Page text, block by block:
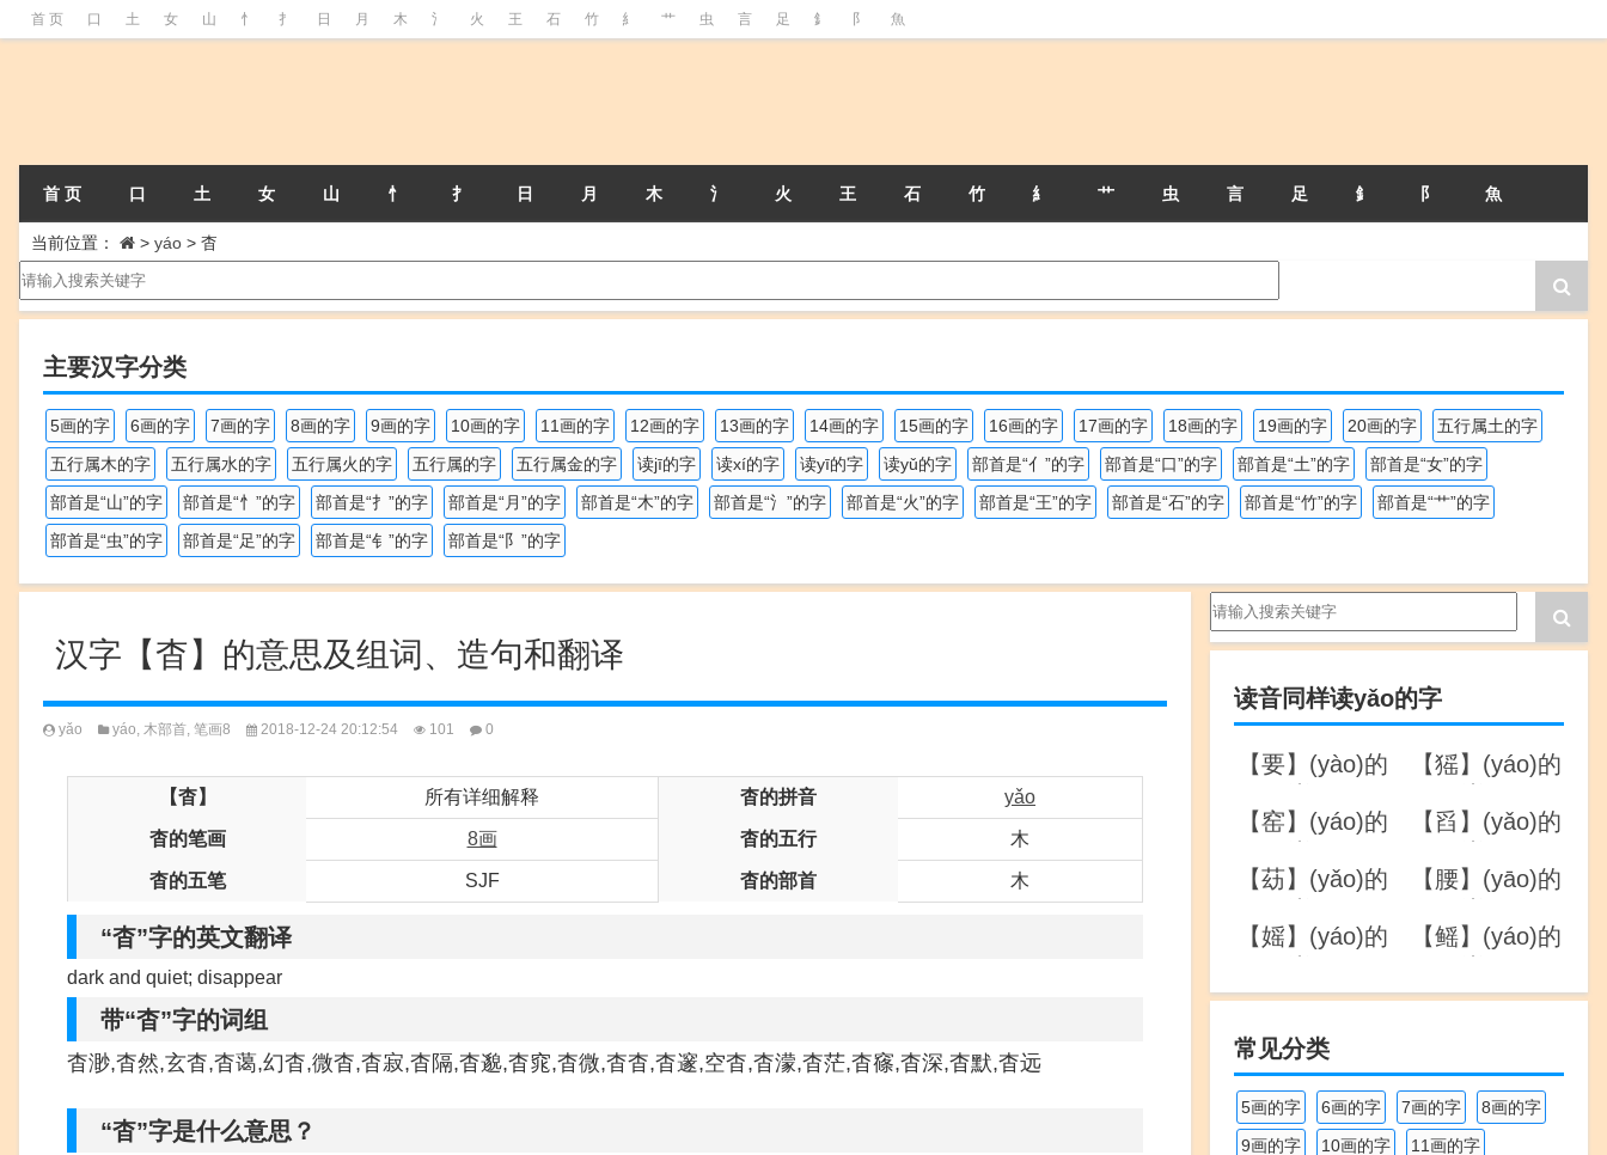
首 页 口 土 女 山 忄 扌 日 月 木 氵 火 王 石 竹 糹 艹 虫 言 足 釒 阝 魚
首 页 口 土 女 山 忄 扌 日 月 木 氵 火 王 石 竹 糹 艹 虫 言 足 釒 阝 魚
当前位置： > yáo > 杳
主要汉字分类
5画的字 6画的字 7画的字 8画的字 9画的字 10画的字 11画的字 12画的字 13画的字 14画的字 15画的字 16画的字 17画的字 18画的字 19画的字 20画的字
五行属土的字
五行属木的字
五行属水的字 五行属火的字 五行属的字 五行属金的字 读jī的字 读xí的字 读yī的字 读yǔ的字 部首是“亻”的字 部首是“口”的字 部首是“土”的字
部首是“女”的字
部首是“山”的字
部首是“忄”的字 部首是“扌”的字 部首是“月”的字 部首是“木”的字 部首是“氵”的字 部首是“火”的字 部首是“王”的字 部首是“石”的字 部首是“竹”的字
部首是“艹”的字
部首是“虫”的字
部首是“足”的字 部首是“钅”的字 部首是“阝”的字
汉字【杳】的意思及组词、造句和翻译
yǎo yáo, 木部首, 笔画8 2018-12-24 20:12:54 101 0
【杳】 所有详细解释 杳的拼音 yǎo
杳的笔画 8画 杳的五行 木
杳的五笔 SJF 杳的部首 木
“杳”字的英文翻译
dark and quiet; disappear
带“杳”字的词组
杳渺,杳然,玄杳,杳蔼,幻杳,微杳,杳寂,杳隔,杳邈,杳窕,杳微,杳杳,杳邃,空杳,杳濛,杳茫,杳窱,杳深,杳默,杳远
“杳”字是什么意思？
读音同样读yǎo的字
【要】(yào)的
【猺】(yáo)的
【窑】(yáo)的
【舀】(yǎo)的
【苭】(yǎo)的
【腰】(yāo)的
【媱】(yáo)的
【鳐】(yáo)的
常见分类
5画的字 6画的字 7画的字
8画的字
9画的字
10画的字
11画的字